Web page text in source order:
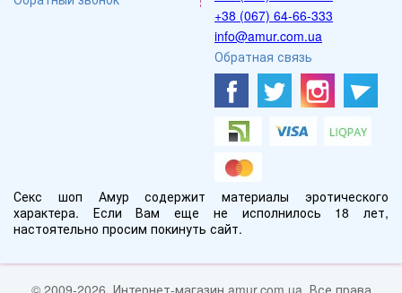
+38 (067) 64-66-333
info@amur.com.ua
Обратная связь
Секс шоп Амур содержит материалы эротического
характера. Если Вам еще не исполнилось 18 лет,
настоятельно просим покинуть сайт.